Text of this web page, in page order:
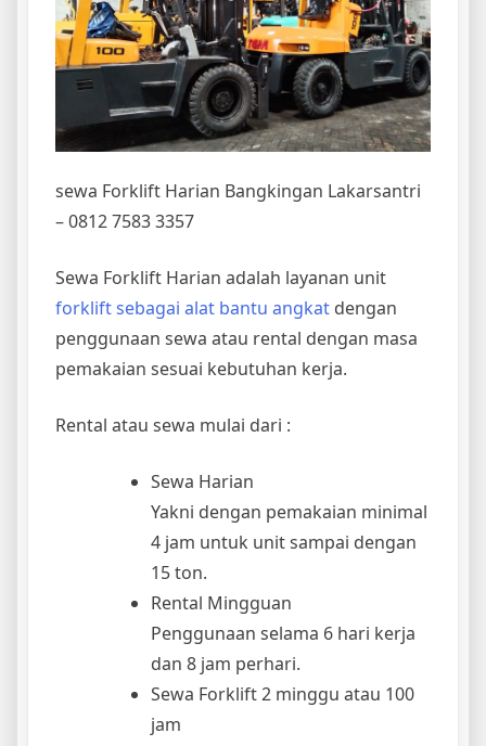
sewa Forklift Harian Bangkingan Lakarsantri
– 0812 7583 3357
Sewa Forklift Harian adalah layanan unit
forklift sebagai alat bantu angkat dengan
penggunaan sewa atau rental dengan masa
pemakaian sesuai kebutuhan kerja.
Rental atau sewa mulai dari :
Sewa Harian
Yakni dengan pemakaian minimal
4 jam untuk unit sampai dengan
15 ton.
Rental Mingguan
Penggunaan selama 6 hari kerja
dan 8 jam perhari.
Sewa Forklift 2 minggu atau 100
jam